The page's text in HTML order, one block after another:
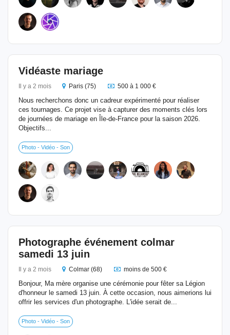
Vidéaste mariage
Il y a 2 mois Paris (75) 500 à 1 000 €
Nous recherchons donc un cadreur expérimenté pour réaliser
ces tournages. Ce projet vise à capturer des moments clés lors
de journées de mariage en Île-de-France pour la saison 2026.
Objectifs...
Photo - Vidéo - Son
Photographe événement colmar
samedi 13 juin
Il y a 2 mois Colmar (68) moins de 500 €
Bonjour, Ma mère organise une cérémonie pour fêter sa Légion
d'honneur le samedi 13 juin. À cette occasion, nous aimerions lui
offrir les services d'un photographe. L'idée serait de...
Photo - Vidéo - Son